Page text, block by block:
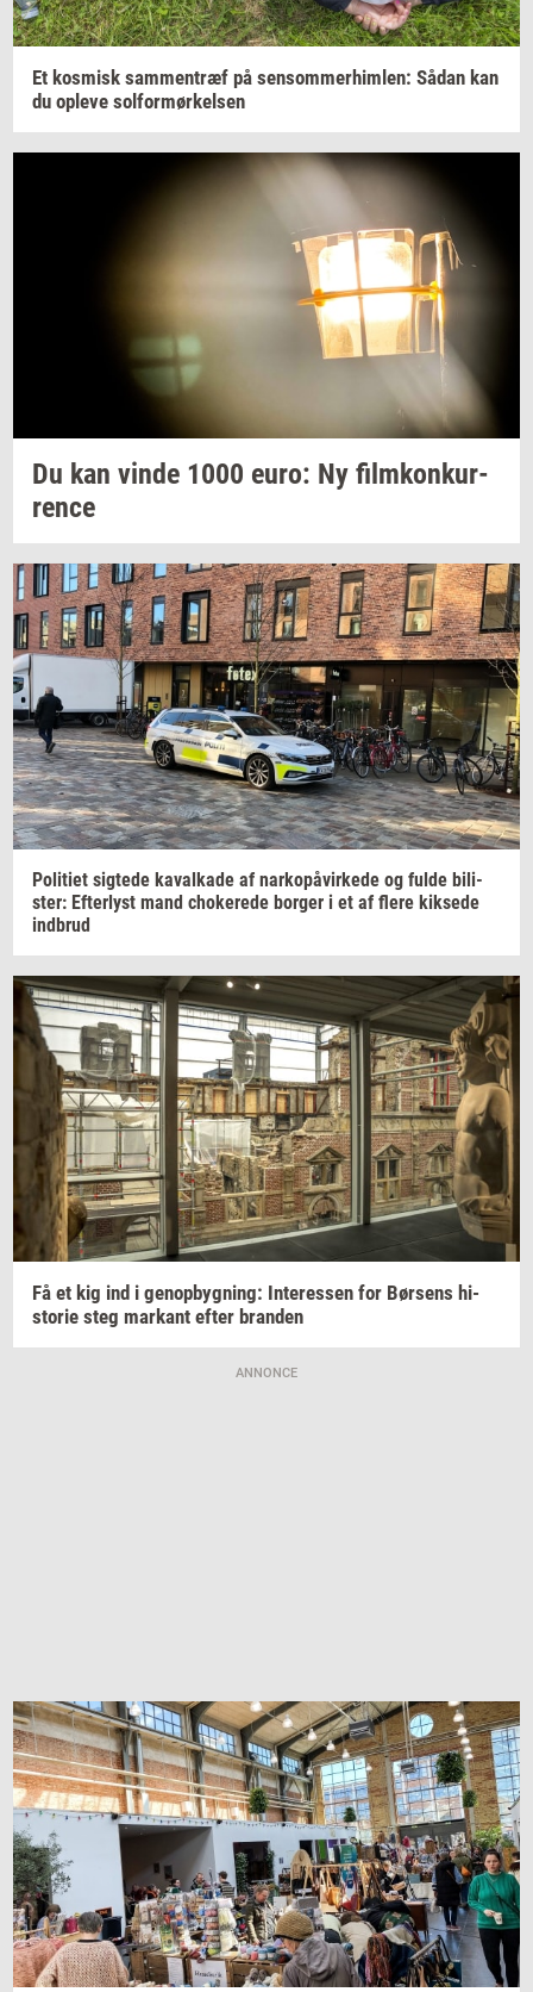
Et kos­misk sam­men­træf på sen­som­mer­him­len: Sådan kan
du op­le­ve sol­for­mør­kel­sen
Du kan vinde 1000 euro: Ny film­kon­kur­
ren­ce
Po­li­ti­et sig­te­de ka­val­ka­de af narkopå­vir­ke­de og fulde bi­li­
ster: Ef­ter­lyst mand cho­ke­re­de bor­ger i et af flere kik­se­de
ind­brud
Få et kig ind i genop­byg­ning: In­ter­es­sen for Bør­sens hi­
sto­rie steg mar­kant efter bran­den
ANNONCE